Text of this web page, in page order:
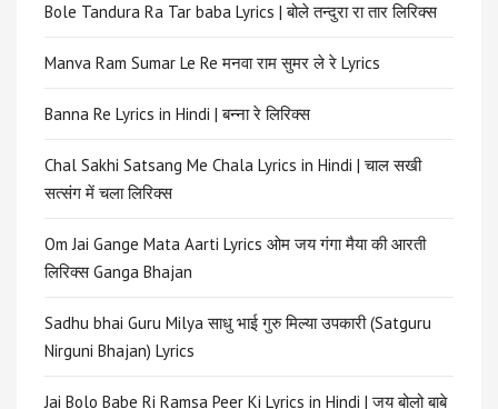
Bole Tandura Ra Tar baba Lyrics | बोले तन्दुरा रा तार लिरिक्स
Manva Ram Sumar Le Re मनवा राम सुमर ले रे Lyrics
Banna Re Lyrics in Hindi | बन्ना रे लिरिक्स
Chal Sakhi Satsang Me Chala Lyrics in Hindi | चाल सखी
सत्संग में चला लिरिक्स
Om Jai Gange Mata Aarti Lyrics ओम जय गंगा मैया की आरती
लिरिक्स Ganga Bhajan
Sadhu bhai Guru Milya साधु भाई गुरु मिल्या उपकारी (Satguru
Nirguni Bhajan) Lyrics
Jai Bolo Babe Ri Ramsa Peer Ki Lyrics in Hindi | जय बोलो बाबे